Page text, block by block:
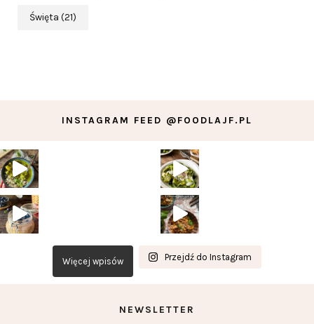
Święta (21)
INSTAGRAM FEED @FOODLAJF.PL
Więcej wpisów Przejdź do Instagram
NEWSLETTER